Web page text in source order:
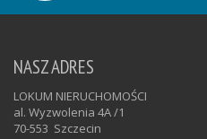
NASZ ADRES
LOKUM NIERUCHOMOŚCI
al. Wyzwolenia 4A /1
70-553 Szczecin